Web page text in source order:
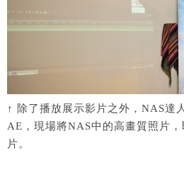
↑ 除了播放展示影片之外，NAS達
AE，現場將NAS中的高畫質照片
片。